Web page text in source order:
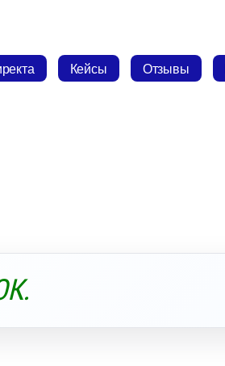
Кейсы Отзывы